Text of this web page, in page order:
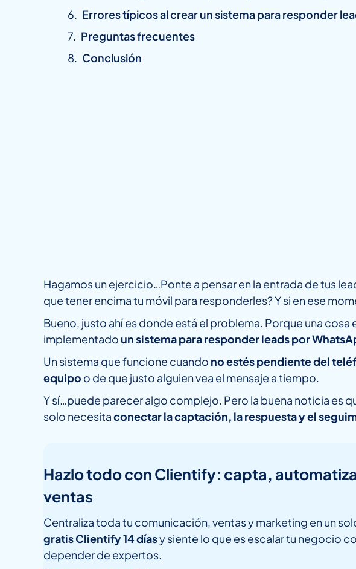
Errores típicos al crear un sistema para responder
Preguntas frecuentes
Conclusión
Hagamos un ejercicio…Ponte a pensar en la entrada de tus
que tener encima tu móvil para responderles? Y si en ese
Bueno, justo ahí es donde está el problema. Porque una
implementadoun sistema para responder leads por
Un sistema que funcione cuando no estés pendiente del
equipo o de que justo alguien vea el mensaje a tiempo.
Y sí…puede parecer algo complejo. Pero la buena noticia es
solo necesitaconectar la captación, la respuesta y el
Hazlo todo con Clientify: capta,
ventas
Centraliza toda tu comunicación, ventas y marketing en un
gratis Clientify 14 díasy siente lo que es escalar tu negocio
depender de expertos.